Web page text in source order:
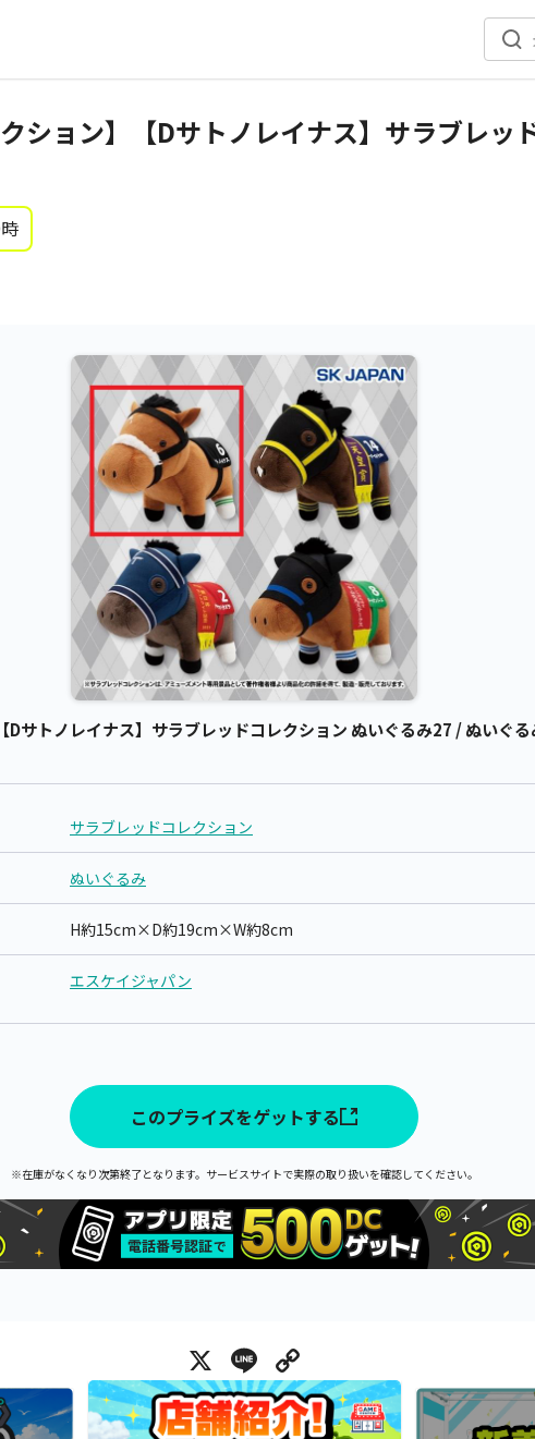
ション】【Dサトノレイナス】サラブレッ
サトノレイナス】サラブレッドコレクション ぬいぐるみ27 / ぬいぐ
サラブレッドコレクション
ぬいぐるみ
H約15cm×D約19cm×W約8cm
エスケイジャパン
このプライズをゲットする
※在庫がなくなり次第終了となります。サービスサイトで実際の取り扱いを確認してください。
X Line